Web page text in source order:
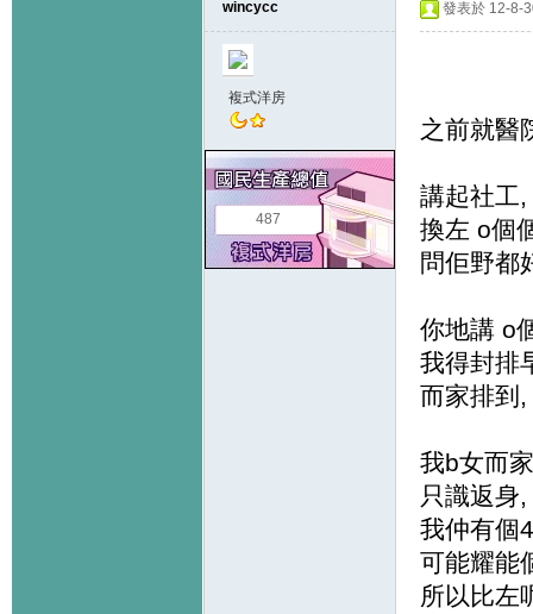
wincycc
複式洋房
487
發表於 12-8-
之前就醫
講起社工
換左 o個
問佢野都
你地講 o
我得封排
而家排到
我b女而
只識返身
我仲有個
可能耀能
所以比左